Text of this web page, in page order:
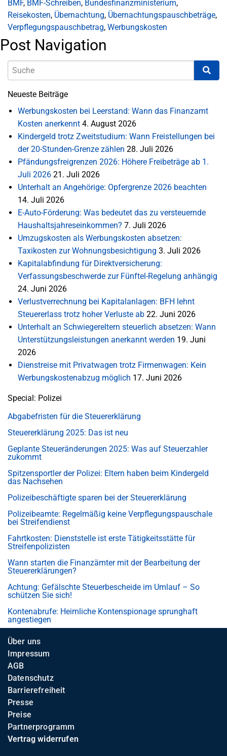
BMF, BMF-Schreiben, Bundesfinanzministerium,
Reisekosten, Übernachtung, Übernachtungspauschbeträge,
Verpflegungspauschbetrag, Werbungskosten
Post Navigation
Neueste Beiträge
Werbungskosten bei Leerstand: Wann das Finanzamt
Kosten anerkennt 4. August 2026
Kindergeld trotz Zweitstudium: Wann Freistellungen bei
der 20-Stunden-Grenze zählen 28. Juli 2026
Pfändungsfreigrenzen 2026: Höhere Freibeträge ab 1.
Juli 2026 21. Juli 2026
Unterhalt an Angehörige: Opfergrenze 2026 beachten
14. Juli 2026
E-Auto-Förderung: Was bedeutet das zu versteuernde
Haushaltsjahreseinkommen? 7. Juli 2026
Umzugskosten als Werbungskosten absetzen:
Taxikosten zur Wohnungsbesichtigung 3. Juli 2026
Kapitalabfindung für Direktversicherung:
Verfassungsbeschwerde zur Fünftel-Regelung anhängig
24. Juni 2026
Verlustverrechnung bei Kapitalanlagen: BFH lehnt
Steuererlass trotz hoher Verluste ab 22. Juni 2026
Unterhalt an Schwiegereltern steuerlich absetzen: Wann
Unterstützungsleistungen anerkannt werden 19. Juni
2026
Dienstreise mit Privatwagen trotz Firmenwagen: Kein
Werbungskostenabzug möglich 17. Juni 2026
Special: Polizei
Abgabefristen für die Steuererklärung
Steuererklärung 2025: Das ist neu
Geplante Steueränderungen 2025: Was auf Steuerzahler
zukommt
Spitzensportler der Polizei: Eltern haben beim Kindergeld
das Nachsehen
Polizeibeschäftigte sparen bei der Steuererklärung
Polizeibeamte: Regelmäßig keine Verpflegungspauschale
bei Streifendienst
Fahrtkosten: Dienststelle ist erste Tätigkeitsstätte für
Streifenpolizisten
Wann starten die Finanzämter mit der Bearbeitung der
Steuererklärungen?
Achtung: Gefälschte Steuerbescheide im Umlauf – So
schützen Sie sich!
Kontenabrufe: Heimliche Kontenspionage sprunghaft
angestiegen
Über uns
Impressum
AGB
Datenschutz
Barrierefreiheit
Presse
Preise
Partnerprogramm
Vertrag widerrufen